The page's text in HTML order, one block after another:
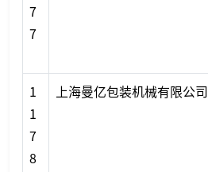
7
7
1
1
7
8
上海曼亿包装机械有限公司